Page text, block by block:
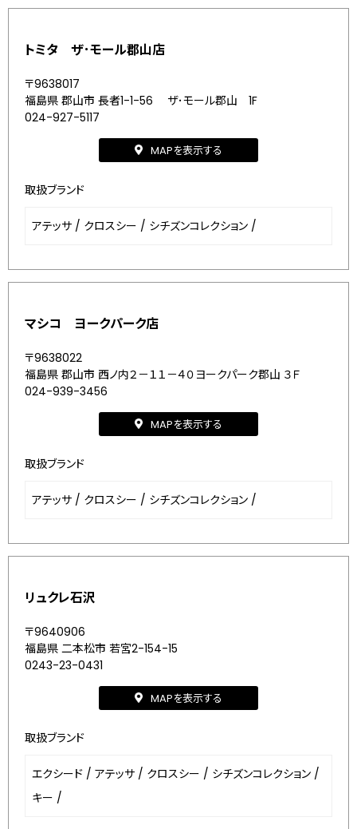
トミタ ザ･モール郡山店
〒9638017
福島県 郡山市 長者1-1-56 ザ･モール郡山 1F
024-927-5117
MAPを表示する
取扱ブランド
アテッサ / クロスシー / シチズンコレクション /
マシコ ヨークパーク店
〒9638022
福島県 郡山市 西ノ内２－１１－４０ヨークパーク郡山 ３Ｆ
024-939-3456
MAPを表示する
取扱ブランド
アテッサ / クロスシー / シチズンコレクション /
リュクレ石沢
〒9640906
福島県 二本松市 若宮2-154-15
0243-23-0431
MAPを表示する
取扱ブランド
エクシード / アテッサ / クロスシー / シチズンコレクション /
キー /